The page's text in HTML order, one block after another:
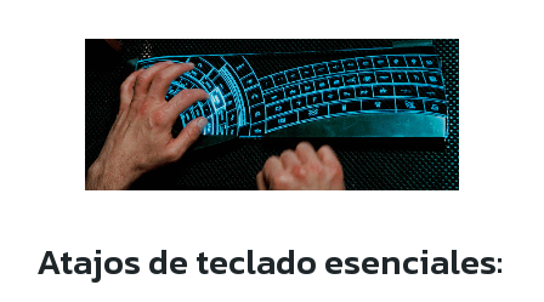
Atajos de teclado esenciales: